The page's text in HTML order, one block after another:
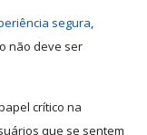
segura,
não deve ser
crítico na
que se sentem